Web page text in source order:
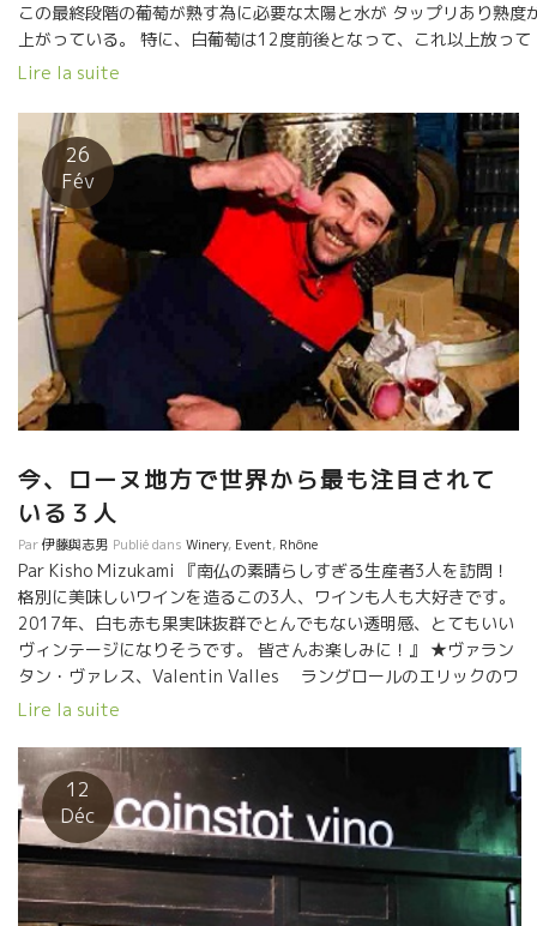
この最終段階の葡萄が熟す為に必要な太陽と水が タップリあり熟度
上がっている。 特に、白葡萄は12度前後となって、これ以上放って
おくと大切な酸が少なくなってしまう。 今日はムスカ品種から始ま
ったとおり、12度前後で酸を残した素晴らしいフレッシュなスタイ
になりそうだよ。』 赤ワインは8月29日ごろになるだろう、とのこ
と。 2018 Vendanges commencent:Le Clos des Grillons de
Nicolas Renaud Le Clos des Grillons est situé au sud dans le
Rhône. La canicule à 36 ℃ continue dejà un mois. Cette
grâce à la pluie au printemps, il y a assez d’eau souterraine.
Avec assez de chaleur du soleil et d’eau, les raisins mûrissent
bien juste avant les vendanges. Le raisin blanc avec la teneur
en sucre de 12 degrés. Si ça dépasse, une acidité nécessaire
diminuer. Aujourd’hui on a commencé la vendange par le
Quelques jours après, […]
Lire la suite
26
Fév
今、ローヌ地方で世界から最も注目されて
いる３人
Par伊藤與志男 Publié dans Winery, Event, Rhône
Par Kisho Mizukami 『南仏の素晴らしすぎる生産者3人を訪問！
格別に美味しいワインを造るこの3人、ワインも人も大好きです。
2017年、白も赤も果実味抜群でとんでもない透明感、とてもいい
ヴィンテージになりそうです。 皆さんお楽しみに！』 ★ヴァラン
タン・ヴァレス、Valentin Valles ラングロールのエリックのワ
インに魅せられて醸造家になって、 ずっとエリックを追い続け
の境地。 ★クロ・デ・グリヨンのニコラ・ルノー、Nicolas
Renaud (Clos des Grillons) ラングロールのエリック・プファー
リングとヴィエイユ・ジュリアンヌのドーマン氏のところで 修業
した後に独立。 近年、ますますエリックのスタイルに近づいてき
た。エリックもニコラの腕を認めて、共同ワインを造りだした。
★ドメーヌ・アドヴィヌム Domaine Ad Vinum、 セ
バスチャン・シャティヨン Sébastien Chatillon 、 Parisの超
Lire la suite
12
Déc